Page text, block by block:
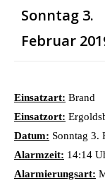
Sonntag 3.
Februar
Einsatzart: Brand
Einsatzort:
Datum: Sonntag 3.
Alarmzeit: 14:14
Alarmierungsart: